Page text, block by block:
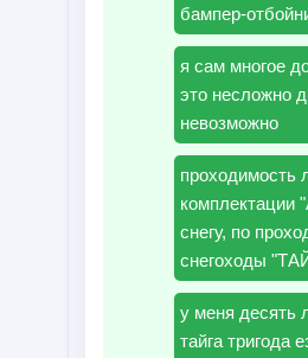
бампер-
я сам многое
это несложно
невозможно
проходимость
комплектации
снегу, по
снегоходы
у меня десять
тайга тригода